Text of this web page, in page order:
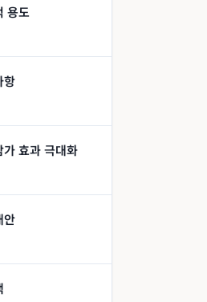
용도
항
효과 극대화
안